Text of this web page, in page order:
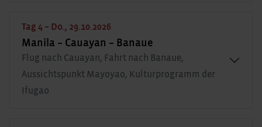
Tag 4 – Do., 29.10.2026
Manila – Cauayan – Banaue
Flug nach Cauayan, Fahrt nach Banaue,
Aussichtspunkt Mayoyao, Kulturprogramm der
Ifugao